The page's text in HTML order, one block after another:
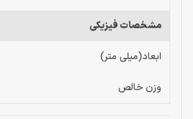
مشخصات فیزیکی
ابعاد(میلی متر)
وزن خالص